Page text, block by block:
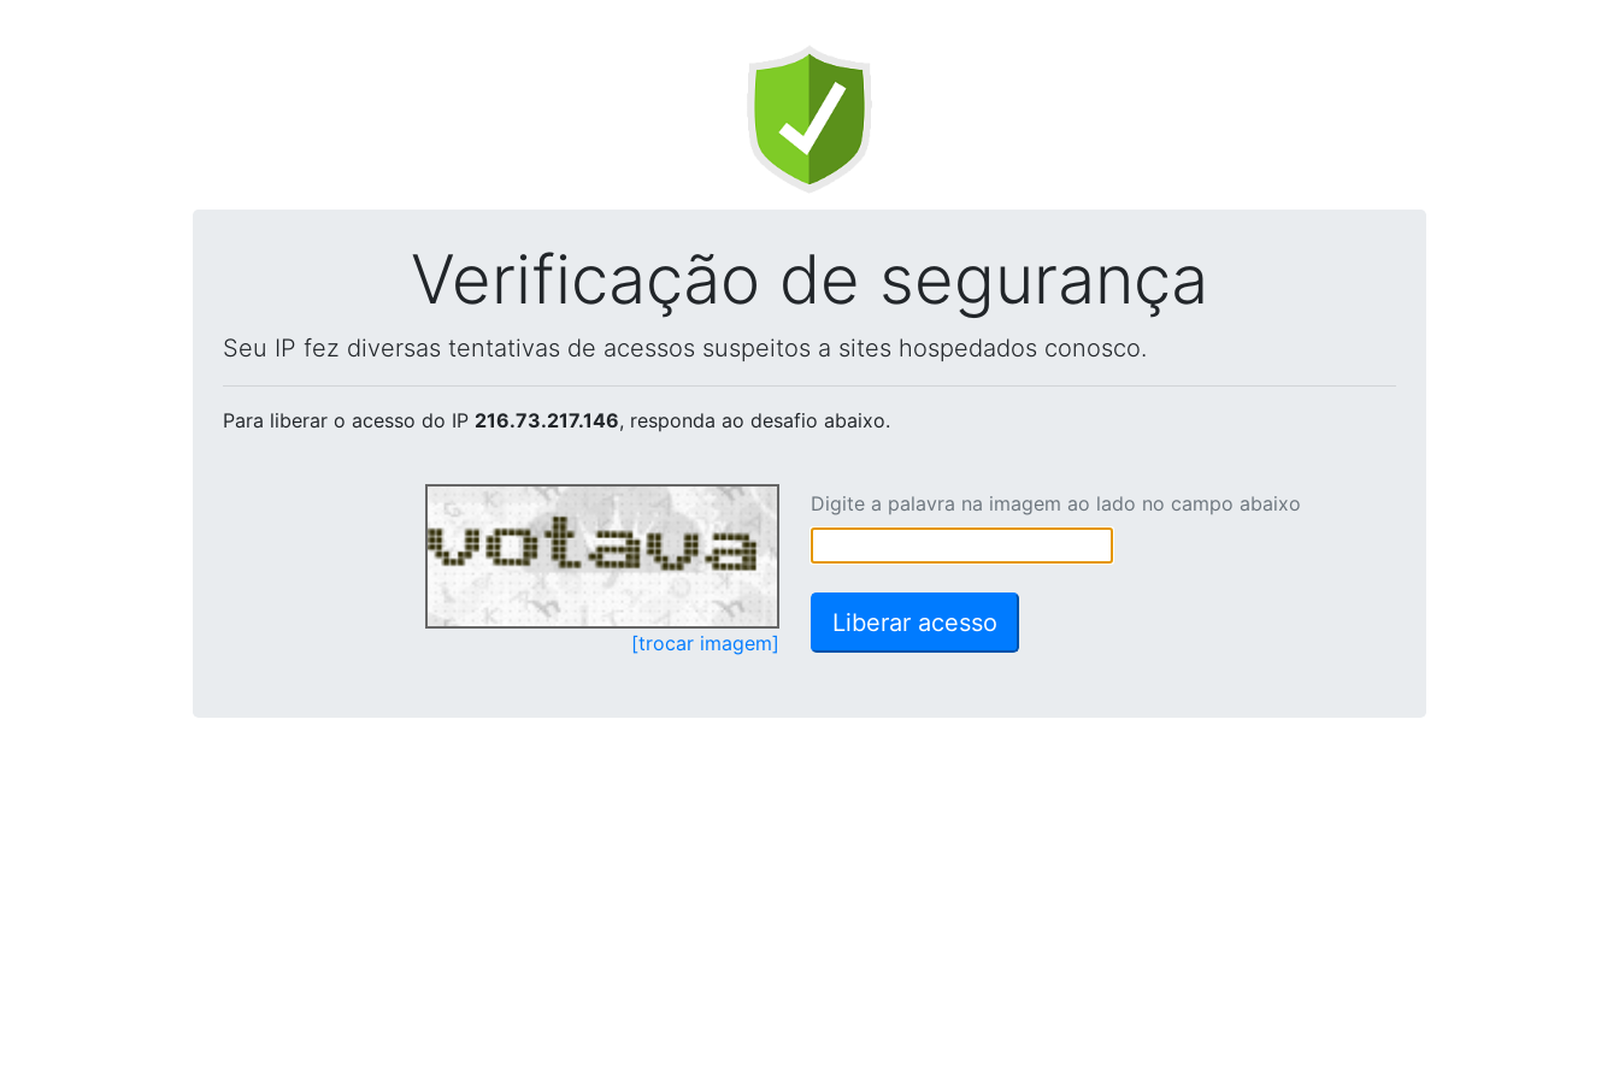
Verificação de segurança
Seu IP fez diversas tentativas de acessos suspeitos a sites hospedados conosco.
Para liberar o acesso do IP 216.73.217.146, responda ao desafio abaixo.
[trocar imagem]
Digite a palavra na imagem ao lado no campo abaixo